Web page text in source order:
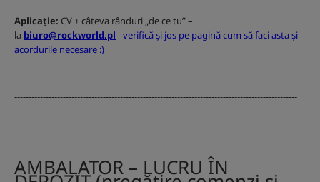
Aplicație: CV + câteva rânduri „de ce tu” –
la biuro@rockworld.pl -verifică și jos pe pagină cum să faci asta și
acordurile necesare :)
---------------------------------------------------------------------------------------------------
AMBALATOR – LUCRU ÎN